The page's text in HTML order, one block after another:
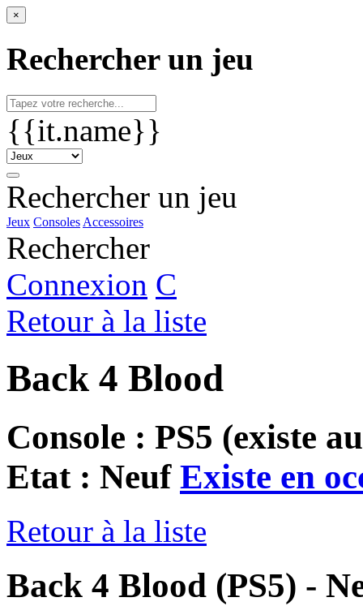
×
Rechercher un jeu
{{it.name}}
Rechercher un jeu
Jeux Consoles Accessoires
Rechercher
Connexion C
Retour à la liste
Back 4 Blood
Console : PS5 (existe
Etat : Neuf Existe en
Retour à la liste
Back 4 Blood (PS5) -